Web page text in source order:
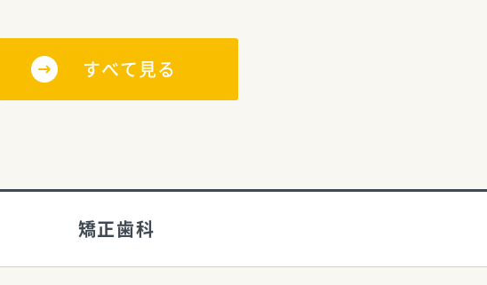
すべて見る
矯正歯科